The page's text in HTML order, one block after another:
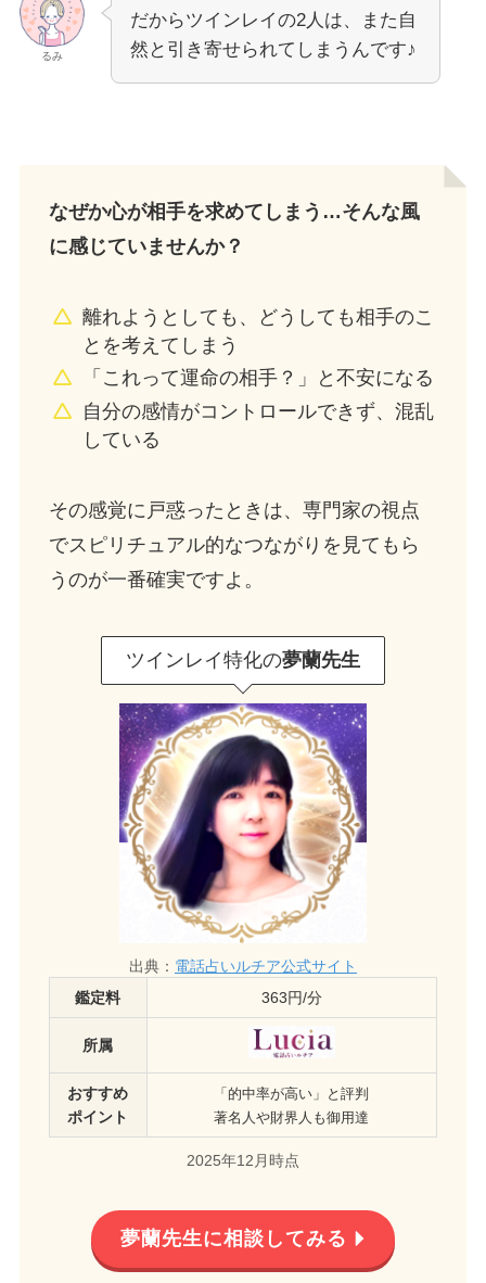
るみ
だからツインレイの2人は、また自
然と引き寄せられてしまうんです♪
なぜか心が相手を求めてしまう…そんな風
に感じていませんか？
離れようとしても、どうしても相手のこ
とを考えてしまう
「これって運命の相手？」と不安になる
自分の感情がコントロールできず、混乱
している
その感覚に戸惑ったときは、専門家の視点
でスピリチュアル的なつながりを見てもら
うのが一番確実ですよ。
ツインレイ特化の夢蘭先生
出典： 電話占いルチア公式サイト
鑑定料
363円/分
所属
おすすめ
ポイント
「的中率が高い」と評判
著名人や財界人も御用達
2025年12月時点
夢蘭先生に相談してみる